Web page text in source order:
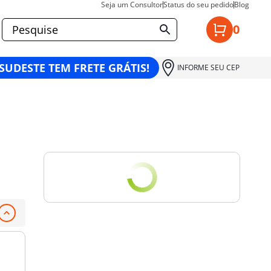
Seja um ConsultorStatus do seu pedidoBlog
0
TEM FRETE GRÁTIS! INFORME SEU CEP